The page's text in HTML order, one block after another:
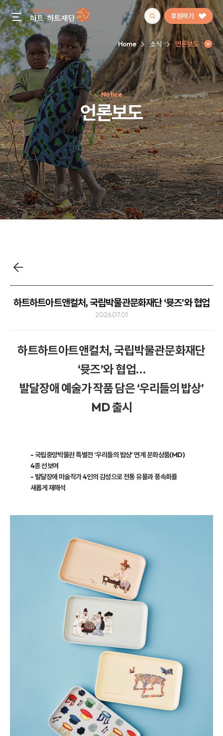
gnb menu open 후원하기
인기 키워드
#정기후원#하트플레이스#캠페인#팬덤후원
Home 소식 언론보도
Notice
언론보도
언론보도
하트하트아트앤컬처, 국립박물관문화재단 ‘뮷즈’와 협업
2026.07.01
하트하트아트앤컬처, 국립박물관문화재단
‘뮷즈’와 협업…
발달장애 예술가 작품 담은 ‘우리들의 밥상’
MD 출시
- 국립중앙박물관 특별전 ‘우리들의 밥상’ 연계 문화상품(MD)
4종 선보여
- 발달장애 미술작가 4인의 감성으로 전통 유물과 풍속화를
새롭게 재해석